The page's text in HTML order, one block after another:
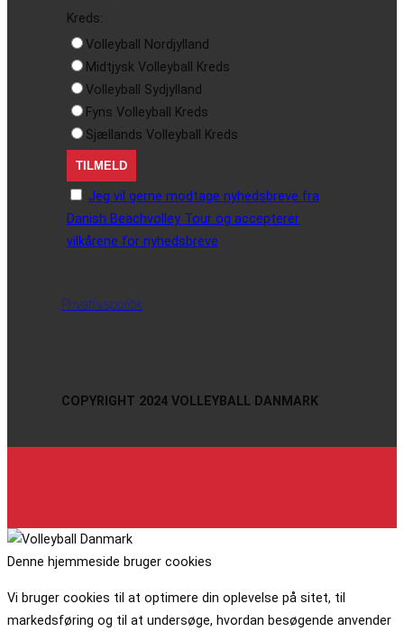
Kreds:
Volleyball Nordjylland
Midtjysk Volleyball Kreds
Volleyball Sydjylland
Fyns Volleyball Kreds
Sjællands Volleyball Kreds
Jeg vil gerne modtage nyhedsbreve fra
Danish Beachvolley Tour og accepterer
vilkårene for nyhedsbreve
Privatlivspolitik
COPYRIGHT 2024 VOLLEYBALL DANMARK
Denne hjemmeside bruger cookies
Vi bruger cookies til at optimere din oplevelse på sitet, til
markedsføring og til at undersøge, hvordan besøgende anvender